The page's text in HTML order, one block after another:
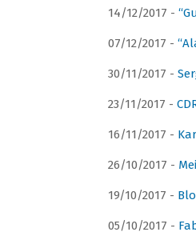
14/12/2017 -
07/12/2017 -
30/11/2017 -
23/11/2017 -
16/11/2017 -
26/10/2017 -
19/10/2017 -
05/10/2017 -